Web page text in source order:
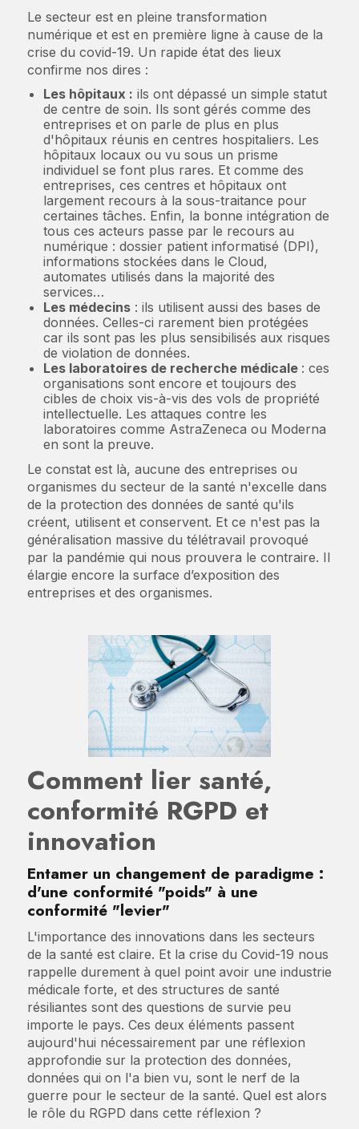
Le secteur est en pleine transformation
numérique et est en première ligne à cause de la
crise du covid-19. Un rapide état des lieux
confirme nos dires :
Les hôpitaux : ils ont dépassé un simple statut
de centre de soin. Ils sont gérés comme des
entreprises et on parle de plus en plus
d'hôpitaux réunis en centres hospitaliers. Les
hôpitaux locaux ou vu sous un prisme
individuel se font plus rares. Et comme des
entreprises, ces centres et hôpitaux ont
largement recours à la sous-traitance pour
certaines tâches. Enfin, la bonne intégration de
tous ces acteurs passe par le recours au
numérique : dossier patient informatisé (DPI),
informations stockées dans le Cloud,
automates utilisés dans la majorité des
services…
Les médecins: ils utilisent aussi des bases de
données. Celles-ci rarement bien protégées
car ils sont pas les plus sensibilisés aux risques
de violation de données.
Les laboratoires de recherche médicale : ces
organisations sont encore et toujours des
cibles de choix vis-à-vis des vols de propriété
intellectuelle. Les attaques contre les
laboratoires comme AstraZeneca ou Moderna
en sont la preuve.
Le constat est là, aucune des entreprises ou
organismes du secteur de la santé n'excelle dans
de la protection des données de santé qu'ils
créent, utilisent et conservent. Et ce n'est pas la
généralisation massive du télétravail provoqué
par la pandémie qui nous prouvera le contraire. Il
élargie encore la surface d’exposition des
entreprises et des organismes.
Comment lier santé,
conformité RGPD et
innovation
Entamer un changement de paradigme :
d'une conformité "poids" à une
conformité "levier"
L'importance des innovations dans les secteurs
de la santé est claire. Et la crise du Covid-19 nous
rappelle durement à quel point avoir une industrie
médicale forte, et des structures de santé
résiliantes sont des questions de survie peu
importe le pays. Ces deux éléments passent
aujourd'hui nécessairement par une réflexion
approfondie sur la protection des données,
données qui on l'a bien vu, sont le nerf de la
guerre pour le secteur de la santé. Quel est alors
le rôle du RGPD dans cette réflexion ?